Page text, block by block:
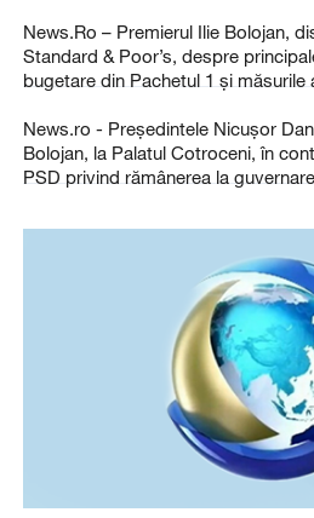
News.Ro – Premierul Ilie Bolojan,
Standard & Poor’s, despre
bugetare din Pachetul 1 şi măsurile
News.ro - Preşedintele Nicuşor
Bolojan, la Palatul Cotroceni, în
PSD privind rămânerea la guvernare